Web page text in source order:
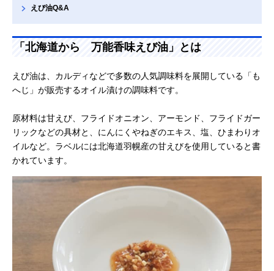
えび油Q&A
「北海道から 万能香味えび油」とは
えび油は、カルディなどで多数の人気調味料を展開している「も
へじ」が販売するオイル漬けの調味料です。
原材料は甘えび、フライドオニオン、アーモンド、フライドガー
リックなどの具材と、にんにくやねぎのエキス、塩、ひまわりオ
イルなど。ラベルには北海道羽幌産の甘えびを使用していると書
かれています。